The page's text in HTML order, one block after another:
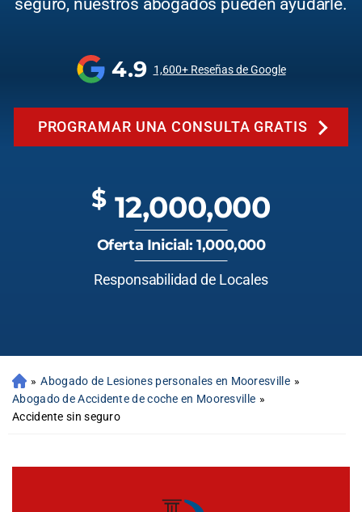
seguro, nuestros abogados pueden ayudarle.
4.9 1,600+ Reseñas de Google
PROGRAMAR UNA CONSULTA GRATIS
$ 12,000,000
Oferta Inicial: 1,000,000
Responsabilidad de Locales
» Abogado de Lesiones personales en Mooresville »
Abogado de Accidente de coche en Mooresville »
Accidente sin seguro